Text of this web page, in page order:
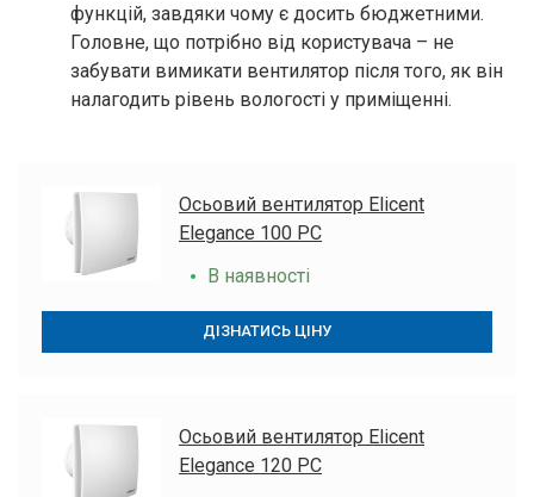
функцій, завдяки чому є досить бюджетними.
Головне, що потрібно від користувача – не
забувати вимикати вентилятор після того, як він
налагодить рівень вологості у приміщенні.
Осьовий вентилятор Elicent
Elegance 100 PC
В наявності
ДІЗНАТИСЬ ЦІНУ
Осьовий вентилятор Elicent
Elegance 120 PC